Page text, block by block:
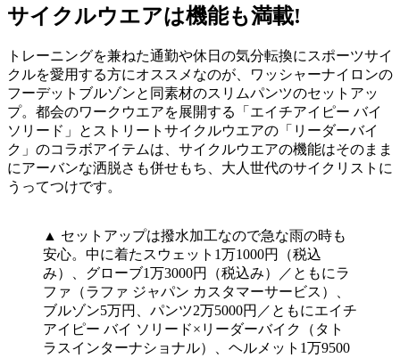
サイクルウエアは機能も満載!
トレーニングを兼ねた通勤や休日の気分転換にスポーツサイ
クルを愛用する方にオススメなのが、ワッシャーナイロンの
フーデットブルゾンと同素材のスリムパンツのセットアッ
プ。都会のワークウエアを展開する「エイチアイピー バイ
ソリード」とストリートサイクルウエアの「リーダーバイ
ク」のコラボアイテムは、サイクルウエアの機能はそのまま
にアーバンな洒脱さも併せもち、大人世代のサイクリストに
うってつけです。
▲ セットアップは撥水加工なので急な雨の時も
安心。中に着たスウェット1万1000円（税込
み）、グローブ1万3000円（税込み）／ともにラ
ファ（ラファ ジャパン カスタマーサービス）、
ブルゾン5万円、パンツ2万5000円／ともにエイチ
アイピー バイ ソリード×リーダーバイク（タト
ラスインターナショナル）、ヘルメット1万9500